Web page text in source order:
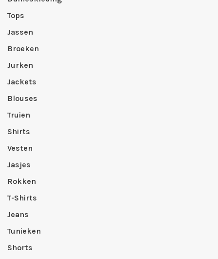
Tops
Jassen
Broeken
Jurken
Jackets
Blouses
Truien
Shirts
Vesten
Jasjes
Rokken
T-Shirts
Jeans
Tunieken
Shorts